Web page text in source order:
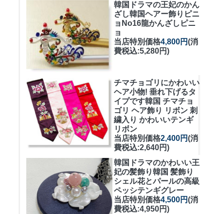
韓国ドラマの王妃のかん
ざし韓国ヘアー飾りピニ
ョNo16龍かんざしピニ
ョ
当店特別価格4,800円(消
費税込:5,280円)
チマチョゴリにかわいい
ヘア小物! 垂れ下げるタ
イプです韓国 チマチョ
ゴリ ヘア飾り リボン 刺
繍入り かわいいテンギ
リボン
当店特別価格2,400円(消
費税込:2,640円)
韓国ドラマのかわいい王
妃の髪飾り韓国 髪飾り
シェル花とパールの高級
ペッシテンギグレー
当店特別価格4,500円(消
費税込:4,950円)